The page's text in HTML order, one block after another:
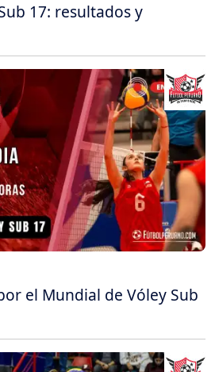
17: resultados y
el Mundial de Vóley Sub